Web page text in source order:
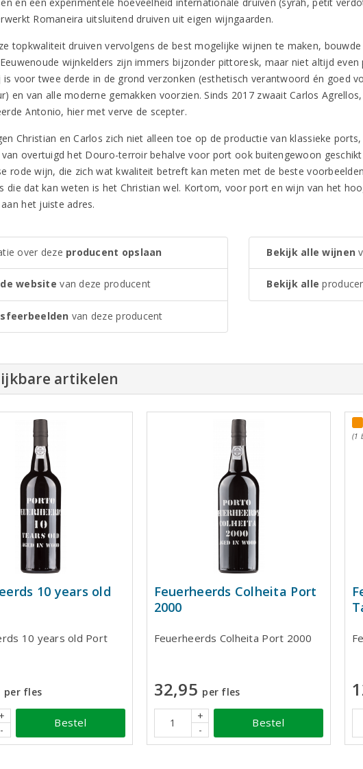
Romaneira uitsluitend druiven uit eigen wijngaarden.
topkwaliteit druiven vervolgens de best mogelijke wijnen te maken, bouwde
wijnkelders zijn immers bijzonder pittoresk, maar niet altijd
is voor twee derde in de grond verzonken (esthetisch verantwoord én goed
en van alle moderne gemakken voorzien. Sinds 2017 zwaait Carlos
Antonio, hier met verve de scepter.
Christian en Carlos zich niet alleen toe op de productie van klassieke
overtuigd het Douro-terroir behalve voor port ook buitengewoon
rode wijn, die zich wat kwaliteit betreft kan meten met de beste
die dat kan weten is het Christian wel. Kortom, voor port en wijn van het
het juiste adres.
over deze producent opslaan
website van deze producent
van deze producent
Bekijk alle wijnen
Bekijk alle
artikelen
10 years old
10 years old Port
per fles
+
-
Bestel
Feuerheerds Colheita Port
2000
Feuerheerds Colheita Port 2000
32,95 per fles
+
-
Bestel
(1